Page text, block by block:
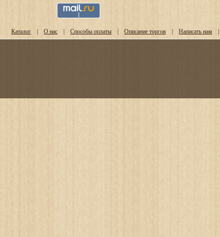
Каталог | О нас | Способы оплаты | Описание торгов | Написать нам |